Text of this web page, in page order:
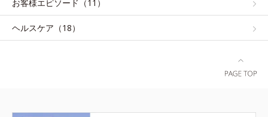
お客様エピソード（11）
ヘルスケア（18）